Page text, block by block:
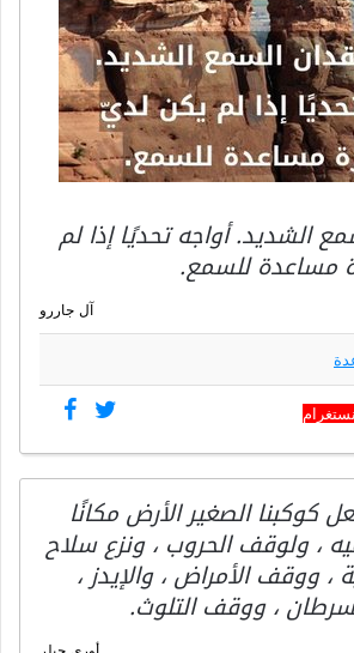
الشديد. أواجه تحديًا إذا لم
مساعدة للسمع.
آل جاررو
كوكبنا الصغير الأرض مكانًا
، ولوقف الحروب ، ونزع سلاح
، ووقف الأمراض ، والإيدز ،
، ووقف التلوث.
أوري جيلر